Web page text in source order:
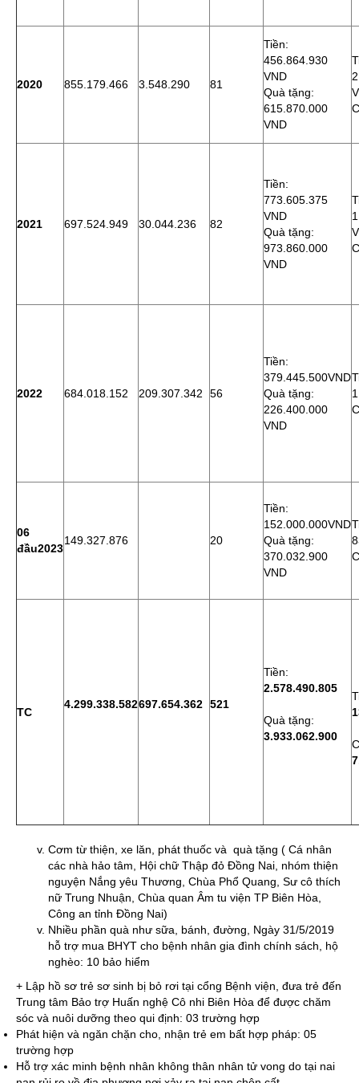
2020 855.179.466 3.548.290 81
Tiền:
456.864.930
VND
Quà tặng:
615.870.000
VND
2021 697.524.949 30.044.236 82
Tiền:
773.605.375
VND
Quà tặng:
973.860.000
VND
2022 684.018.152 209.307.342 56
Tiền:
379.445.500VND
Quà tặng:
226.400.000
VND
06
đầu2023
149.327.876 20
Tiền:
152.000.000VND
Quà tặng:
370.032.900
VND
TC
4.299.338.582697.654.362 521
Tiền:
2.578.490.805
Quà tặng:
3.933.062.900
Cơm từ thiện, xe lăn, phát thuốc và quà tặng ( Cá nhân
các nhà hảo tâm, Hội chữ Thập đỏ Đồng Nai, nhóm thiện
nguyện Nắng yêu Thương, Chùa Phổ Quang, Sư cô thích
nữ Trung Nhuận, Chùa quan Âm tu viện TP Biên Hòa,
Công an tỉnh Đồng Nai)
Nhiều phần quà như sữa, bánh, đường, Ngày 31/5/2019
hỗ trợ mua BHYT cho bệnh nhân gia đình chính sách, hộ
nghèo: 10 bảo hiểm
+ Lập hồ sơ trẻ sơ sinh bị bỏ rơi tại cổng Bệnh viện, đưa trẻ đến
Trung tâm Bảo trợ Huấn nghệ Cô nhi Biên Hòa để được chăm
sóc và nuôi dưỡng theo qui định: 03 trường hợp
Phát hiện và ngăn chặn cho, nhận trẻ em bất hợp pháp: 05
trường hợp
Hỗ trợ xác minh bệnh nhân không thân nhân tử vong do tại nai